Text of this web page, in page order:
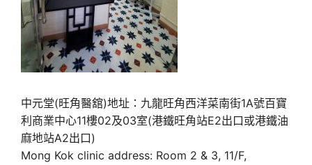
中元堂(旺角醫舘)地址：九龍旺角西洋菜南街1A號百寶
利商業中心11樓02及03室(港鐵旺角站E2出口或港鐵油
麻地站A2出口)
Mong Kok clinic address: Room 2 & 3, 11/F,